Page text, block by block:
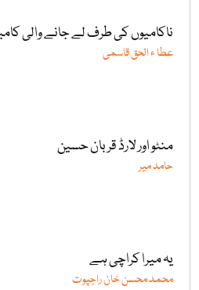
ناکامیوں کی طرف لے جانے والی
عطا ء الحق قاسمی
منٹو اور لارڈ قربان حسین
حامد میر
یہ میرا کراچی ہے
محمد محسن خان راجپوت